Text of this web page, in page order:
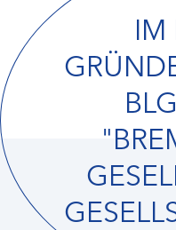
IM